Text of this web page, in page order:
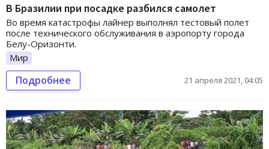
В Бразилии при посадке разбился самолет
Во время катастрофы лайнер выполнял тестовый полет
после технического обслуживания в аэропорту города
Белу-Оризонти.
Мир
Подробнее 21 апреля 2021, 04:05